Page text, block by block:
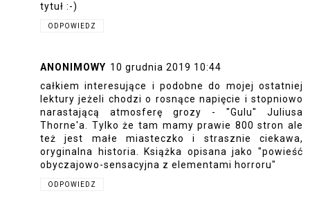
tytuł :-)
ODPOWIEDZ
ANONIMOWY 10 grudnia 2019 10:44
całkiem interesujące i podobne do mojej ostatniej
lektury jeżeli chodzi o rosnące napięcie i stopniowo
narastającą atmosferę grozy - "Gulu" Juliusa
Thorne'a. Tylko że tam mamy prawie 800 stron ale
też jest małe miasteczko i strasznie ciekawa,
oryginalna historia. Książka opisana jako "powieść
obyczajowo-sensacyjna z elementami horroru"
ODPOWIEDZ